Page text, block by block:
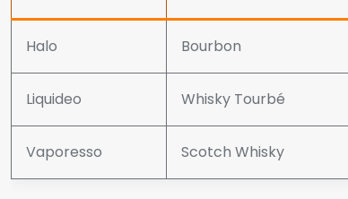
Halo Bourbon
Liquideo Whisky Tourbé
Vaporesso Scotch Whisky